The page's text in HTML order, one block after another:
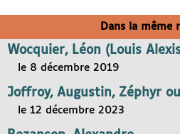
Dans la même
Wocquier, Léon (Louis
le 8 décembre 2019
Joffroy, Augustin, Zéphyr
le 12 décembre 2023